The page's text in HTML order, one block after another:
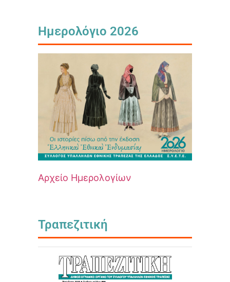
Ημερολόγιο 2026
Αρχείο Ημερολογίων
Τραπεζιτική